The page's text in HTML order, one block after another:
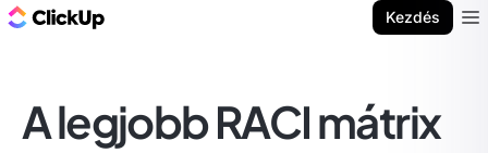
Kezdés
A legjobb RACI mátrix